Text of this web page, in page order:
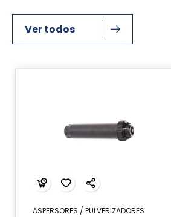
Ver todos
ASPERSORES / PULVERIZADORES